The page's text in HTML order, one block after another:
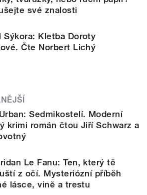
své znalosti
Sýkora: Kletba Doroty
Čte Norbert Lichý
Sedmikostelí. Moderní
krimi román čtou Jiří Schwarz a
Le Fanu: Ten, který tě
z očí. Mysteriózní příběh
lásce, vině a trestu